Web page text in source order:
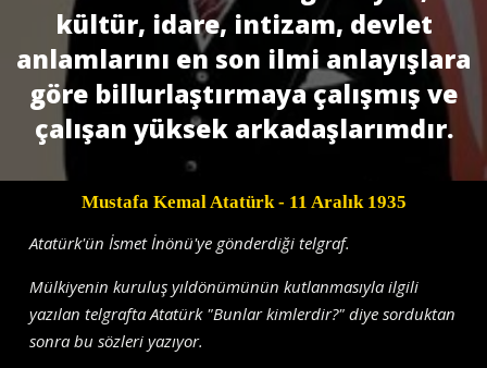
kültür, idare, intizam, devlet
anlamlarını en son ilmi anlayışlara
göre billurlaştırmaya çalışmış ve
çalışan yüksek arkadaşlarımdır.
Mustafa Kemal Atatürk- 11 Aralık 1935
Atatürk'ün İsmet İnönü'ye gönderdiği telgraf.
Mülkiyenin kuruluş yıldönümünün kutlanmasıyla ilgili
yazılan telgrafta Atatürk "Bunlar kimlerdir?" diye sorduktan
sonra bu sözleri yazıyor.